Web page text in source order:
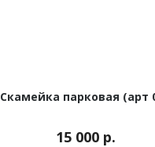
Скамейка парковая (арт
15 000 р.